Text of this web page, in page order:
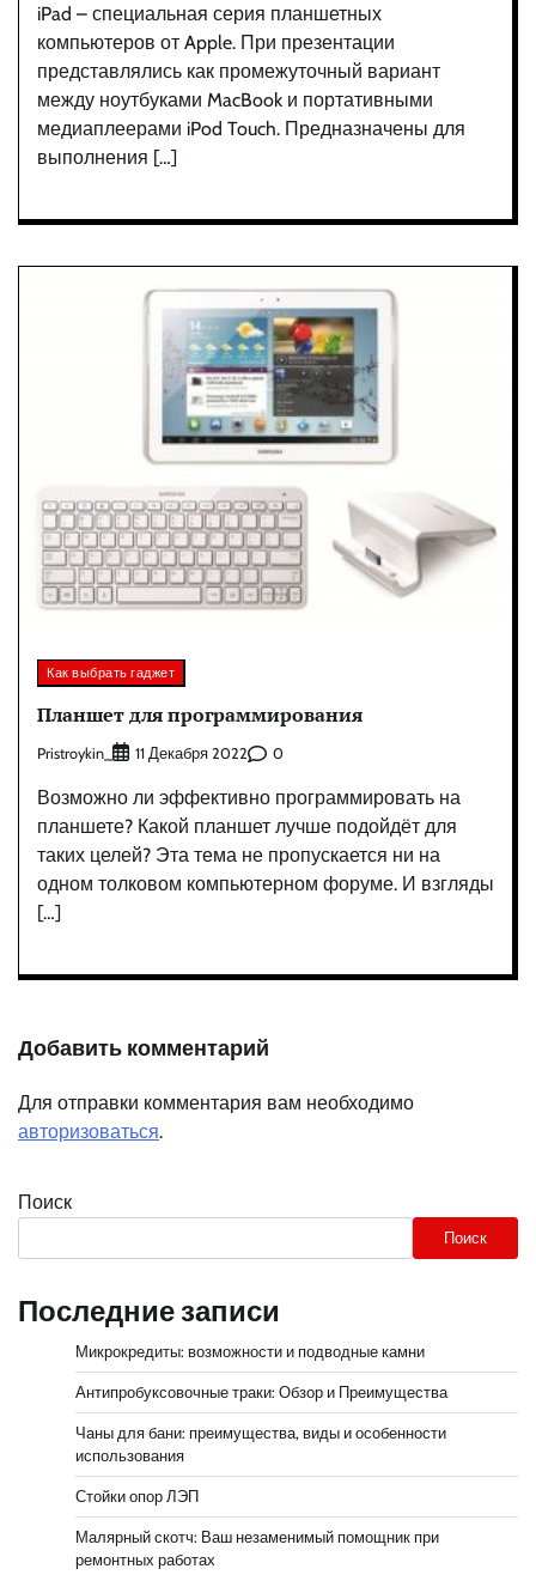
iPad – специальная серия планшетных
компьютеров от Apple. При презентации
представлялись как промежуточный вариант
между ноутбуками MacBook и портативными
медиаплеерами iPod Touch. Предназначены для
выполнения […]
Как выбрать гаджет
Планшет для программирования
Pristroykin_ 11 Декабря 2022 0
Возможно ли эффективно программировать на
планшете? Какой планшет лучше подойдёт для
таких целей? Эта тема не пропускается ни на
одном толковом компьютерном форуме. И взгляды
[…]
Добавить комментарий
Для отправки комментария вам необходимо
авторизоваться.
Поиск
Поиск
Последние записи
Микрокредиты: возможности и подводные камни
Антипробуксовочные траки: Обзор и Преимущества
Чаны для бани: преимущества, виды и особенности
использования
Стойки опор ЛЭП
Малярный скотч: Ваш незаменимый помощник при
ремонтных работах